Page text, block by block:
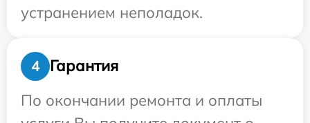
устранением неполадок.
4
Гарантия
По окончании ремонта и оплаты